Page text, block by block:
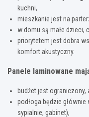
kuchni,
mieszkanie jest na
w domu są małe dzieci,
priorytetem jest dobra
komfort akustyczny.
Panele laminowane
budżet jest
podłoga będzie głównie
sypialnie, gabinet),